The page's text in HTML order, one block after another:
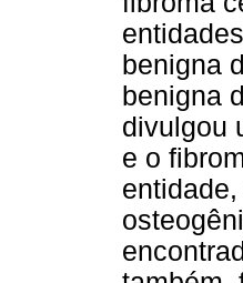
benigna
benigna
divulgou
e o